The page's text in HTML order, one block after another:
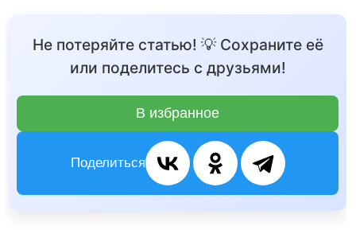
Не потеряйте статью! 💡 Сохраните её
или поделитесь с друзьями!
В избранное
Поделиться